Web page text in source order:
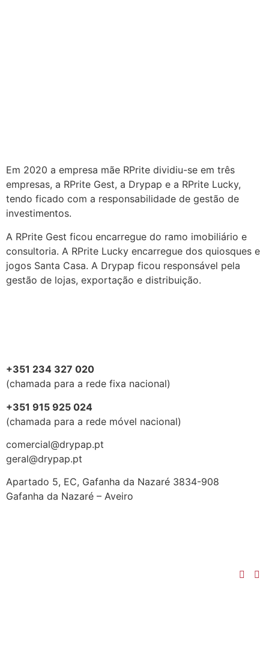
Em 2020 a empresa mãe RPrite dividiu-se em três
empresas, a RPrite Gest, a Drypap e a RPrite Lucky,
tendo ficado com a responsabilidade de gestão de
investimentos.
A RPrite Gest ficou encarregue do ramo imobiliário e
consultoria. A RPrite Lucky encarregue dos quiosques e
jogos Santa Casa. A Drypap ficou responsável pela
gestão de lojas, exportação e distribuição.
+351 234 327 020
(chamada para a rede fixa nacional)
+351 915 925 024
(chamada para a rede móvel nacional)
comercial@drypap.pt
geral@drypap.pt
Apartado 5, EC, Gafanha da Nazaré 3834-908
Gafanha da Nazaré – Aveiro